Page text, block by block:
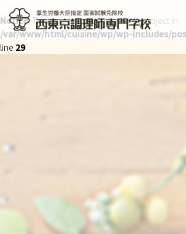
Notice: Trying to get property of non-object in
/var/www/html/cuisine/wp/wp-includes/
line 29
西東京調理師専門学校 厚生労